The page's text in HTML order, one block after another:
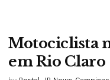
Motociclista
em Rio Claro